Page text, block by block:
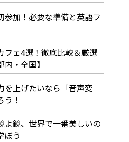
参加！必要な準備と英語フ
フェ4選！徹底比較＆厳選
・全国】
を上げたいなら「音声変
！
よ鏡、世界で一番美しいの
ぼう